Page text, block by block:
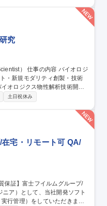
成、各媒体物の進行 ※他部署や
究
・新規モダリティ創製・技術
土日祝休み
在宅・リモート可 QA/
行管理）をしていただきま